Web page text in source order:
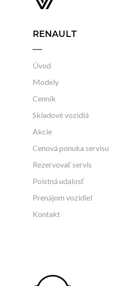
RENAULT
Úvod
Modely
Cenník
Skladové vozidlá
Akcie
Cenová ponuka servisu
Rezervovať servis
Poistná udalosť
Prenájom vozidiel
Kontakt